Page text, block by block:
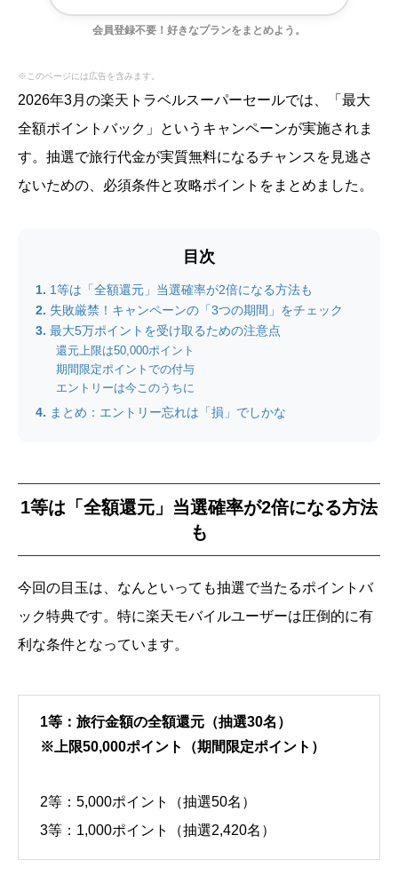
会員登録不要！好きなプランをまとめよう。
※このページには広告を含みます。
2026年3月の楽天トラベルスーパーセールでは、「最大
全額ポイントバック」というキャンペーンが実施されま
す。抽選で旅行代金が実質無料になるチャンスを見逃さ
ないための、必須条件と攻略ポイントをまとめました。
目次
1等は「全額還元」当選確率が2倍になる方法も
失敗厳禁！キャンペーンの「3つの期間」をチェック
最大5万ポイントを受け取るための注意点
還元上限は50,000ポイント
期間限定ポイントでの付与
エントリーは今このうちに
まとめ：エントリー忘れは「損」でしかな
1等は「全額還元」当選確率が2倍になる方法
も
今回の目玉は、なんといっても抽選で当たるポイントバ
ック特典です。特に楽天モバイルユーザーは圧倒的に有
利な条件となっています。
1等：旅行金額の全額還元（抽選30名）
※上限50,000ポイント（期間限定ポイント）
2等：5,000ポイント（抽選50名）
3等：1,000ポイント（抽選2,420名）